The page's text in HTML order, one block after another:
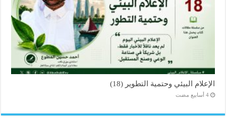
الإعلام البيئي وحتمية التطوير (18)
‏4 أسابيع مضت